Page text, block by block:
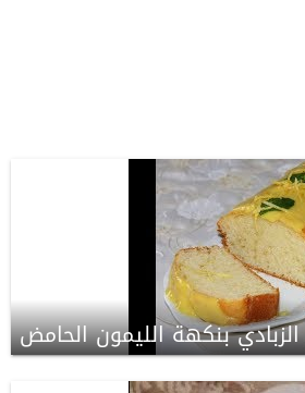
بنكهة الليمون الحامض